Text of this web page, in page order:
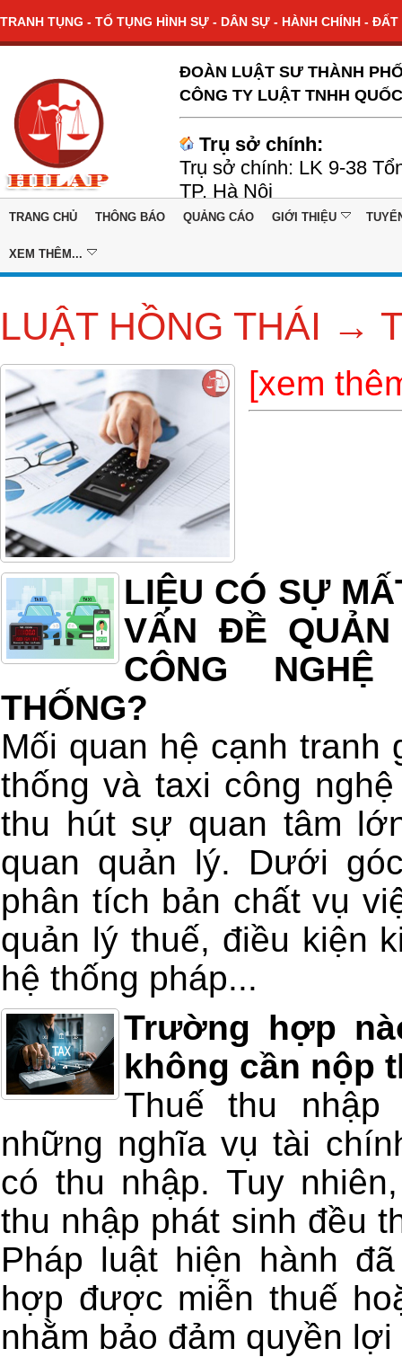
TRANH TỤNG - TỐ TỤNG HÌNH SỰ - DÂN SỰ - HÀNH CHÍNH -
ĐOÀN LUẬT SƯ THÀNH
CÔNG TY LUẬT TNHH
Trụ sở chính:
Trụ sở chính: LK 9-38
TP. Hà Nội
TRANG CHỦ THÔNG BÁO QUẢNG CÁO GIỚI THIỆU
XEM THÊM...
LUẬT HỒNG THÁI →
[xem
LIỆU CÓ SỰ
VẤN ĐỀ
CÔNG
THỐNG?
Mối quan hệ cạnh tranh
thống và taxi công
thu hút sự quan tâm
quan quản lý. Dưới
phân tích bản chất vụ
quản lý thuế, điều kiện
hệ thống pháp...
Trường hợp
không cần nộp
Thuế thu
những nghĩa vụ tài
có thu nhập. Tuy
thu nhập phát sinh đều
Pháp luật hiện hành
hợp được miễn thuế
nhằm bảo đảm quyền